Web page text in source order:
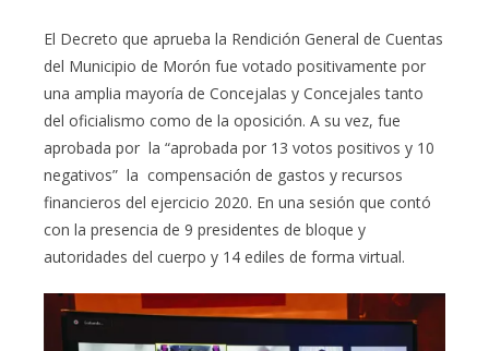
El Decreto que aprueba la Rendición General de Cuentas
del Municipio de Morón fue votado positivamente por
una amplia mayoría de Concejalas y Concejales tanto
del oficialismo como de la oposición. A su vez, fue
aprobada por la “aprobada por 13 votos positivos y 10
negativos” la compensación de gastos y recursos
financieros del ejercicio 2020. En una sesión que contó
con la presencia de 9 presidentes de bloque y
autoridades del cuerpo y 14 ediles de forma virtual.